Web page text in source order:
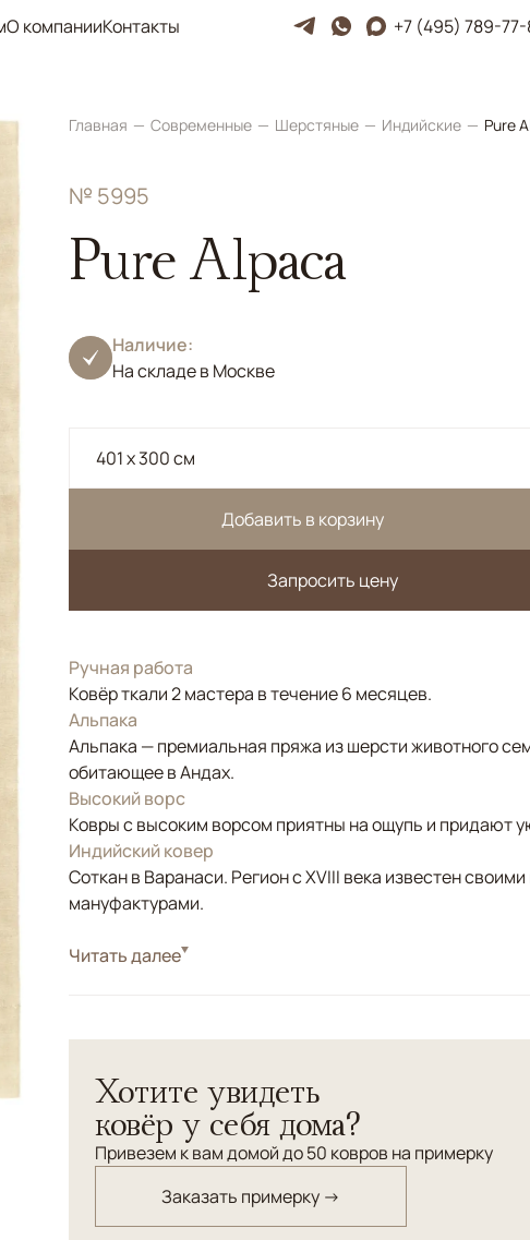
О компанииКонтакты +7 (495) 789-
Главная Современные Шерстяные Индийские Pure
№ 5995
Pure Alpaca
Наличие:
На складе в Москве
401 x 300 см
Добавить в корзину
Запросить цену
Ручная работа
Ковёр ткали 2 мастера в течение 6 месяцев.
Альпака
Альпака — премиальная пряжа из шерсти животного
обитающее в Андах.
Высокий ворс
Ковры с высоким ворсом приятны на ощупь и придают
Индийский ковер
Соткан в Варанаси. Регион с XVIII века известен
мануфактурами.
СтильСовременные
животного из семейства верблюдовых - альпака,
шерсти альпаки отличаются исключительной
при этом устойчивы к износу и долговечны.
Читать далее
Хотите увидеть
ковёр у себя дома?
Привезем к вам домой до 50 ковров на примерку
Заказать примерку →